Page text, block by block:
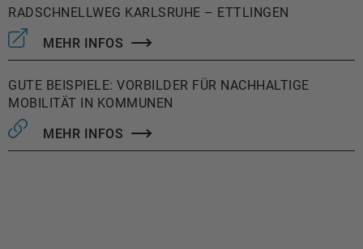
RADSCHNELLWEG KARLSRUHE – ETTLINGEN
MEHR INFOS
GUTE BEISPIELE: VORBILDER FÜR NACHHALTIGE
MOBILITÄT IN KOMMUNEN
MEHR INFOS